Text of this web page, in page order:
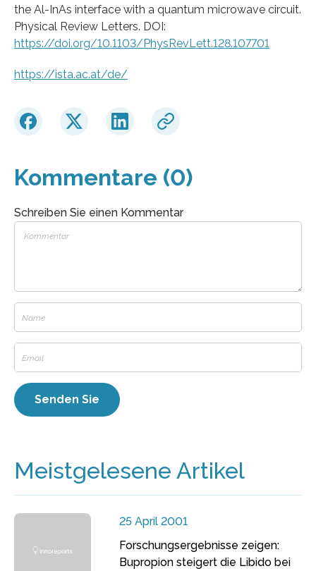
the Al-InAs interface with a quantum microwave circuit.
Physical Review Letters. DOI:
https://doi.org/10.1103/PhysRevLett.128.107701
https://ista.ac.at/de/
Kommentare (0)
Schreiben Sie einen Kommentar
Meistgelesene Artikel
25 April 2001
Forschungsergebnisse zeigen:
Bupropion steigert die Libido bei